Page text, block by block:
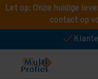
Let op: Onze huidige
contact op